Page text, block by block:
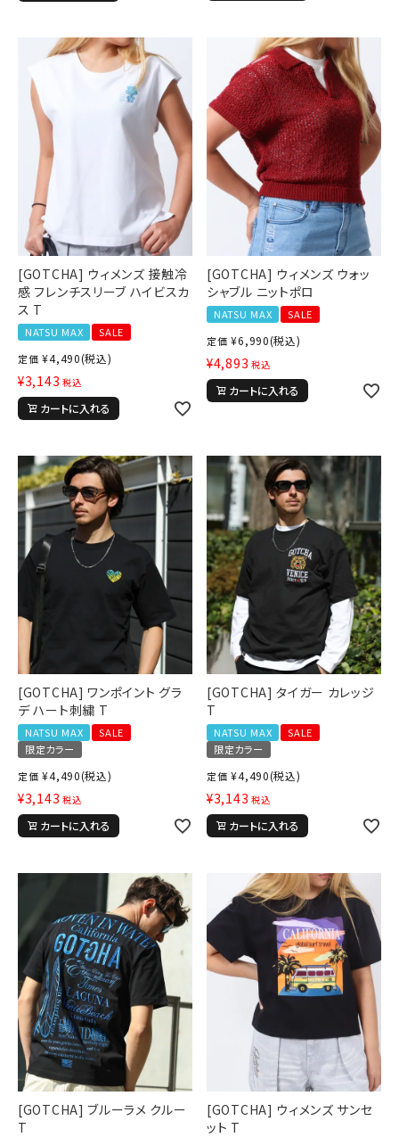
[GOTCHA] ウィメンズ 接触冷
感 フレンチスリーブ ハイビスカ
ス T
NATSU MAX
SALE
定価 ¥4,490(税込)
¥3,143 税込
カートに入れる
[GOTCHA] ウィメンズ ウォッ
シャブル ニットポロ
NATSU MAX
SALE
定価 ¥6,990(税込)
¥4,893 税込
カートに入れる
[GOTCHA] ワンポイント グラ
デ ハート刺繍 T
NATSU MAX
SALE
限定カラー
定価 ¥4,490(税込)
¥3,143 税込
カートに入れる
[GOTCHA] タイガー カレッジ
T
NATSU MAX
SALE
限定カラー
定価 ¥4,490(税込)
¥3,143 税込
カートに入れる
[GOTCHA] ブルーラメ クルー
T
[GOTCHA] ウィメンズ サンセ
ット T